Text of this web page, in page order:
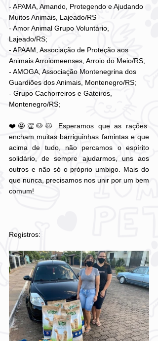
- APAMA, Amando, Protegendo e Ajudando
Muitos Animais, Lajeado/RS
- Amor Animal Grupo Voluntário,
Lajeado/RS;
- APAAM, Associação de Proteção aos
Animais Arroiomeenses, Arroio do Meio/RS;
- AMOGA, Associação Montenegrina dos
Guardiões dos Animais, Montenegro/RS;
- Grupo Cachorreiros e Gateiros,
Montenegro/RS;
❤️🤩👏🐶🐱 Esperamos que as rações
encham muitas barriguinhas famintas e que
acima de tudo, não percamos o espírito
solidário, de sempre ajudarmos, uns aos
outros e não só o próprio umbigo. Mais do
que nunca, precisamos nos unir por um bem
comum!
Registros: